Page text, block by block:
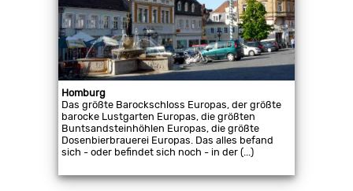
Homburg
Das größte Barockschloss Europas, der größte
barocke Lustgarten Europas, die größten
Buntsandsteinhöhlen Europas, die größte
Dosenbierbrauerei Europas. Das alles befand
sich - oder befindet sich noch - in der (...)